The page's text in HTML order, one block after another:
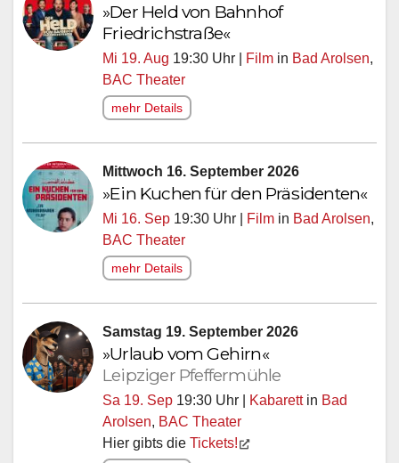
»Der Held von Bahnhof
Friedrichstraße«
Mi 19. Aug 19:30 Uhr | Film in Bad Arolsen,
BAC Theater
mehr Details
Mittwoch 16. September 2026
»Ein Kuchen für den Präsidenten«
Mi 16. Sep 19:30 Uhr | Film in Bad Arolsen,
BAC Theater
mehr Details
Samstag 19. September 2026
»Urlaub vom Gehirn«
Leipziger Pfeffermühle
Sa 19. Sep 19:30 Uhr | Kabarettin Bad
Arolsen, BAC Theater
Hier gibts die Tickets!